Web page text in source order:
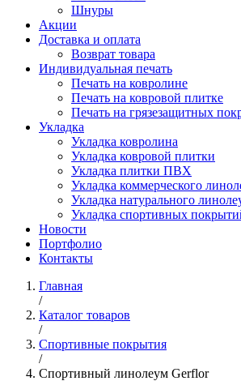
Шнуры
Акции
Доставка и оплата
Возврат товара
Индивидуальная печать
Печать на ковролине
Печать на ковровой плитке
Печать на грязезащитных
Укладка
Укладка ковролина
Укладка ковровой плитки
Укладка плитки ПВХ
Укладка коммерческого
Укладка натурального
Укладка спортивных
Новости
Портфолио
Контакты
Главная
/
Каталог товаров
/
Спортивные покрытия
/
Спортивный линолеум Gerflor